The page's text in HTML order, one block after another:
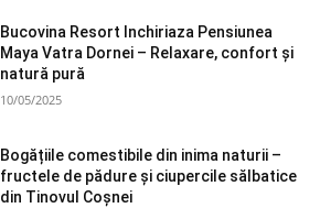
Bucovina Resort Inchiriaza Pensiunea
Maya Vatra Dornei – Relaxare, confort și
natură pură
10/05/2025
Bogățiile comestibile din inima naturii –
fructele de pădure și ciupercile sălbatice
din Tinovul Coșnei